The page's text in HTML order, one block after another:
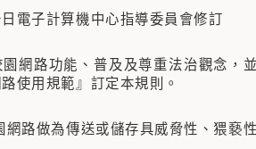
電子計算機中心指導委員會修訂
網路功能、普及及尊重法治觀念，
使用規範』訂定本規則。
網路做為傳送或儲存具威脅性、猥褻